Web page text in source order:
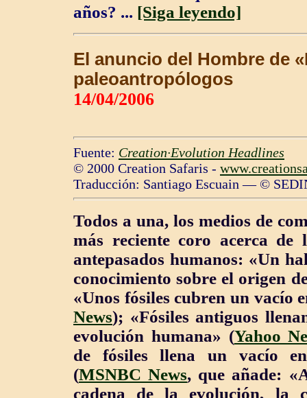
años? ... [Siga leyendo]
El anuncio del Hombre de
paleoantropólogos
14/04/2006
Fuente: Creation·Evolution Headlines
© 2000 Creation Safaris -
Traducción: Santiago Escuain — ©
Todos a una, los medios de
más reciente coro acerca de
antepasados humanos: «Un
conocimiento sobre el origen
«Unos fósiles cubren un vacío
News); «Fósiles antiguos
evolución humana» (Yahoo
de fósiles llena un vacío
(MSNBC News, que añade: «
cadena de la evolución, la